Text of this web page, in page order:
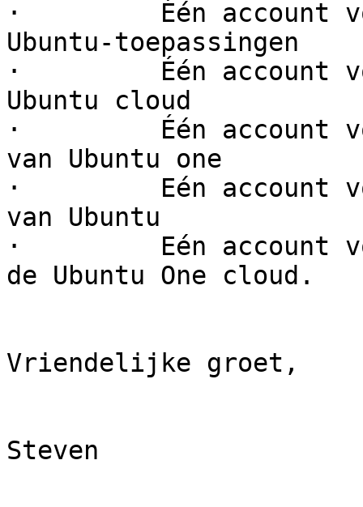
·         Één account
Ubuntu-toepassingen
·         Één account
Ubuntu cloud
·         Één account
van Ubuntu one
·         Eén account
van Ubuntu
·         Eén account
de Ubuntu One cloud.
Vriendelijke groet,
Steven